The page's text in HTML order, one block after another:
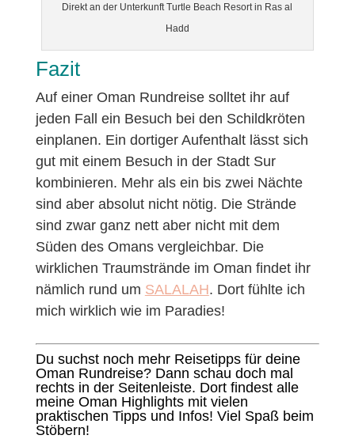
Direkt an der Unterkunft Turtle Beach Resort in Ras al
Hadd
Fazit
Auf einer Oman Rundreise solltet ihr auf
jeden Fall ein Besuch bei den Schildkröten
einplanen. Ein dortiger Aufenthalt lässt sich
gut mit einem Besuch in der Stadt Sur
kombinieren. Mehr als ein bis zwei Nächte
sind aber absolut nicht nötig. Die Strände
sind zwar ganz nett aber nicht mit dem
Süden des Omans vergleichbar. Die
wirklichen Traumstrände im Oman findet ihr
nämlich rund um SALALAH. Dort fühlte ich
mich wirklich wie im Paradies!
Du suchst noch mehr Reisetipps für deine
Oman Rundreise? Dann schau doch mal
rechts in der Seitenleiste. Dort findest alle
meine Oman Highlights mit vielen
praktischen Tipps und Infos! Viel Spaß beim
Stöbern!